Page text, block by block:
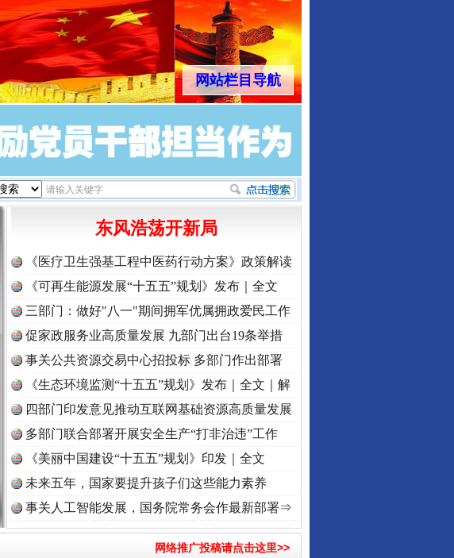
网站栏目导航
牢记初心使命 奋进复兴征程丨红船起航处 潮起..·[视频]一首歌的时间，读懂乐至的“诗与远方”
东风浩荡开新局
《医疗卫生强基工程中医药行动方案》政策解读
《可再生能源发展“十五五”规划》发布｜全文
三部门：做好"八一"期间拥军优属拥政爱民工作
促家政服务业高质量发展 九部门出台19条举措
事关公共资源交易中心招投标 多部门作出部署
《生态环境监测“十五五”规划》发布｜全文｜解
读
四部门印发意见推动互联网基础资源高质量发展
多部门联合部署开展安全生产“打非治违”工作
《美丽中国建设“十五五”规划》印发｜全文
未来五年，国家要提升孩子们这些能力素养
事关人工智能发展，国务院常务会作最新部署⇒
网络推广投稿请点击这里>>